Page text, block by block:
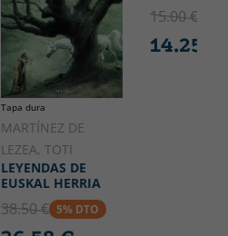
Tapa dura
MARTÍNEZ DE
LEZEA, TOTI
LEYENDAS DE
EUSKAL HERRIA
38.50 € 5% DTO
15.00 €
14.25 €